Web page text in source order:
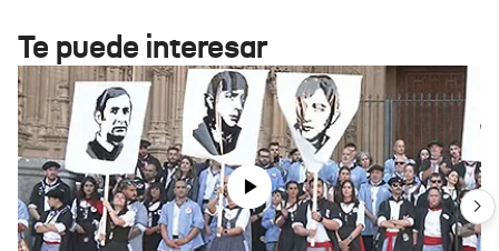
Te puede interesar